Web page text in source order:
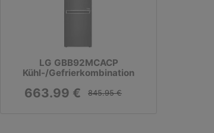
LG GBB92MCACP
Kühl-/Gefrierkombination
663.99 € 845.95 €